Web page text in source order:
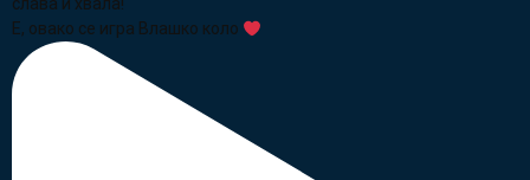
Е, овако се игра Влашко коло